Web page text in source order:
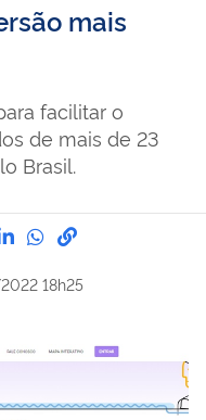
mais
facilitar o
de mais de 23
Brasil.
por Facebook
por Twitter
Compartilhe por
Compartilhe
link para
18h25